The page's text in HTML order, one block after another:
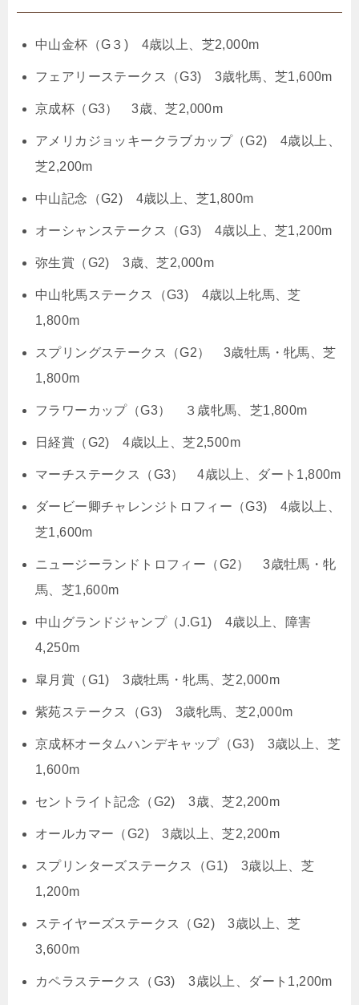
中山金杯（G３) 4歳以上、芝2,000m
フェアリーステークス（G3) 3歳牝馬、芝1,600m
京成杯（G3） 3歳、芝2,000m
アメリカジョッキークラブカップ（G2) 4歳以上、
芝2,200m
中山記念（G2) 4歳以上、芝1,800m
オーシャンステークス（G3) 4歳以上、芝1,200m
弥生賞（G2) 3歳、芝2,000m
中山牝馬ステークス（G3) 4歳以上牝馬、芝
1,800m
スプリングステークス（G2） 3歳牡馬・牝馬、芝
1,800m
フラワーカップ（G3） ３歳牝馬、芝1,800m
日経賞（G2) 4歳以上、芝2,500m
マーチステークス（G3） 4歳以上、ダート1,800m
ダービー卿チャレンジトロフィー（G3) 4歳以上、
芝1,600m
ニュージーランドトロフィー（G2） 3歳牡馬・牝
馬、芝1,600m
中山グランドジャンプ（J.G1) 4歳以上、障害
4,250m
皐月賞（G1) 3歳牡馬・牝馬、芝2,000m
紫苑ステークス（G3) 3歳牝馬、芝2,000m
京成杯オータムハンデキャップ（G3) 3歳以上、芝
1,600m
セントライト記念（G2) 3歳、芝2,200m
オールカマー（G2) 3歳以上、芝2,200m
スプリンターズステークス（G1) 3歳以上、芝
1,200m
ステイヤーズステークス（G2) 3歳以上、芝
3,600m
カペラステークス（G3) 3歳以上、ダート1,200m